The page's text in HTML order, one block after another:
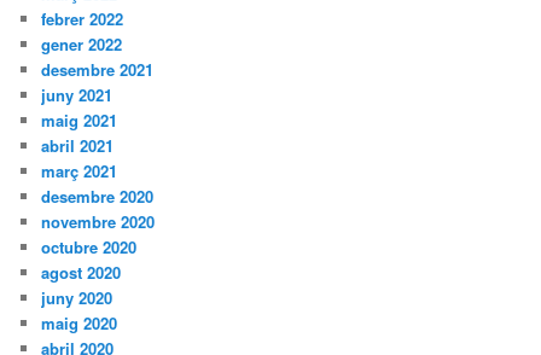
febrer 2022
gener 2022
desembre 2021
juny 2021
maig 2021
abril 2021
març 2021
desembre 2020
novembre 2020
octubre 2020
agost 2020
juny 2020
maig 2020
abril 2020